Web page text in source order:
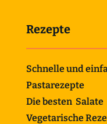
Rezepte
Schnelle und
Pastarezepte
Die besten Salate
Vegetarische